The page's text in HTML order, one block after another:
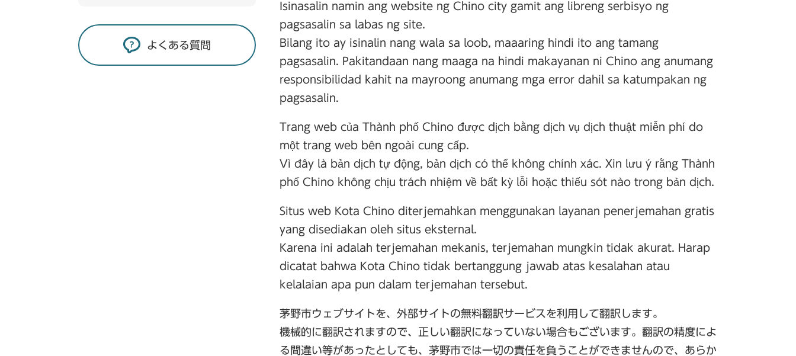
Isinasalin namin ang website ng Chino city gamit ang libreng serbisyo ng
pagsasalin sa labas ng site.
Bilang ito ay isinalin nang wala sa loob, maaaring hindi ito ang tamang
pagsasalin. Pakitandaan nang maaga na hindi makayanan ni Chino ang anumang
responsibilidad kahit na mayroong anumang mga error dahil sa katumpakan ng
pagsasalin.
Trang web của Thành phố Chino được dịch bằng dịch vụ dịch thuật miễn phí do
một trang web bên ngoài cung cấp.
Vì đây là bản dịch tự động, bản dịch có thể không chính xác. Xin lưu ý rằng Thành
phố Chino không chịu trách nhiệm về bất kỳ lỗi hoặc thiếu sót nào trong bản dịch.
Situs web Kota Chino diterjemahkan menggunakan layanan penerjemahan gratis
yang disediakan oleh situs eksternal.
Karena ini adalah terjemahan mekanis, terjemahan mungkin tidak akurat. Harap
dicatat bahwa Kota Chino tidak bertanggung jawab atas kesalahan atau
kelalaian apa pun dalam terjemahan tersebut.
茅野市ウェブサイトを、外部サイトの無料翻訳サービスを利用して翻訳します。
機械的に翻訳されますので、正しい翻訳になっていない場合もございます。翻訳の精度によ
る間違い等があったとしても、茅野市では一切の責任を負うことができませんので、あらか
よくある質問